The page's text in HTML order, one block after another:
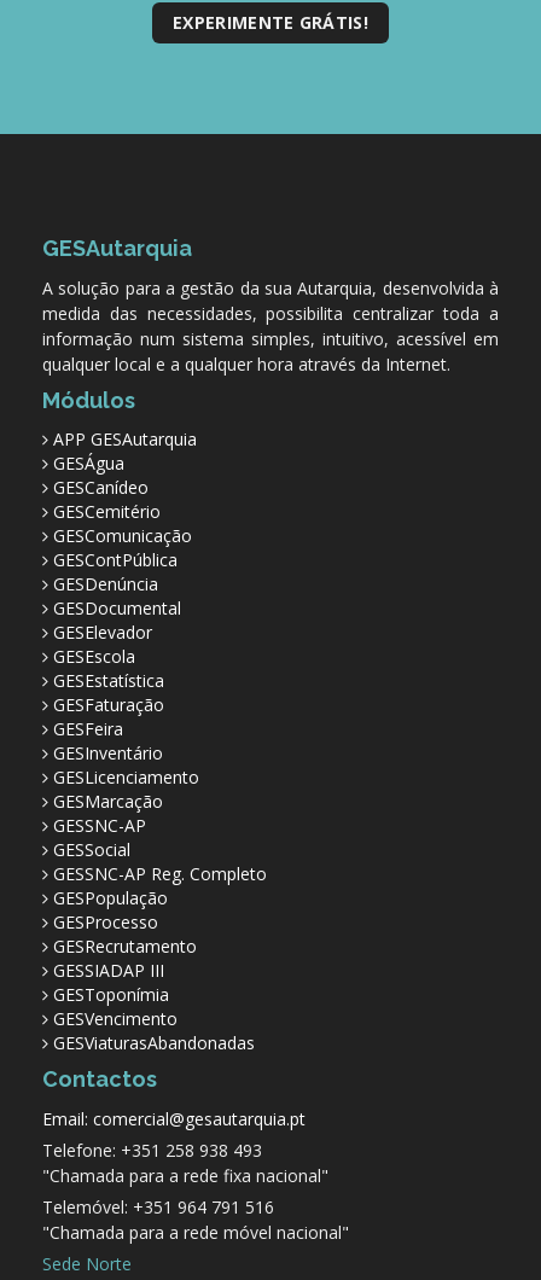
EXPERIMENTE GRÁTIS!
GESAutarquia
A solução para a gestão da sua Autarquia, desenvolvida à
medida das necessidades, possibilita centralizar toda a
informação num sistema simples, intuitivo, acessível em
qualquer local e a qualquer hora através da Internet.
Módulos
APP GESAutarquia
GESÁgua
GESCanídeo
GESCemitério
GESComunicação
GESContPública
GESDenúncia
GESDocumental
GESElevador
GESEscola
GESEstatística
GESFaturação
GESFeira
GESInventário
GESLicenciamento
GESMarcação
GESSNC-AP
GESSocial
GESSNC-AP Reg. Completo
GESPopulação
GESProcesso
GESRecrutamento
GESSIADAP III
GESToponímia
GESVencimento
GESViaturasAbandonadas
Contactos
Email: comercial@gesautarquia.pt
Telefone: +351 258 938 493
"Chamada para a rede fixa nacional"
Telemóvel: +351 964 791 516
"Chamada para a rede móvel nacional"
Sede Norte